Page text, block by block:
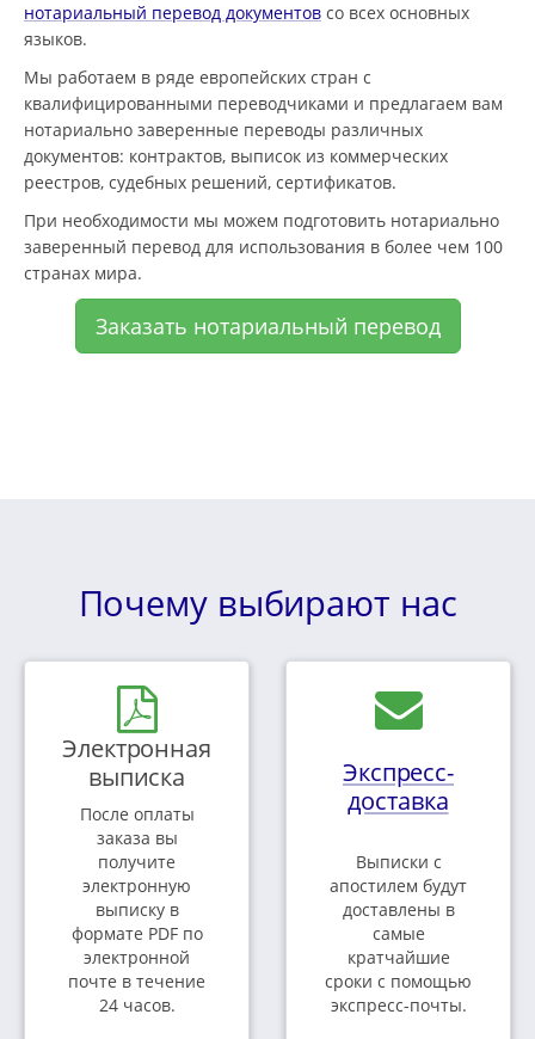
нотариальный перевод документов со всех основных
языков.
Мы работаем в ряде европейских стран с
квалифицированными переводчиками и предлагаем вам
нотариально заверенные переводы различных
документов: контрактов, выписок из коммерческих
реестров, судебных решений, сертификатов.
При необходимости мы можем подготовить нотариально
заверенный перевод для использования в более чем 100
странах мира.
Заказать нотариальный перевод
Почему выбирают нас
Электронная
выписка
После оплаты
заказа вы
получите
электронную
выписку в
формате PDF по
электронной
почте в течение
24 часов.
Экспресс-
доставка
Выписки с
апостилем будут
доставлены в
самые
кратчайшие
сроки с помощью
экспресс-почты.